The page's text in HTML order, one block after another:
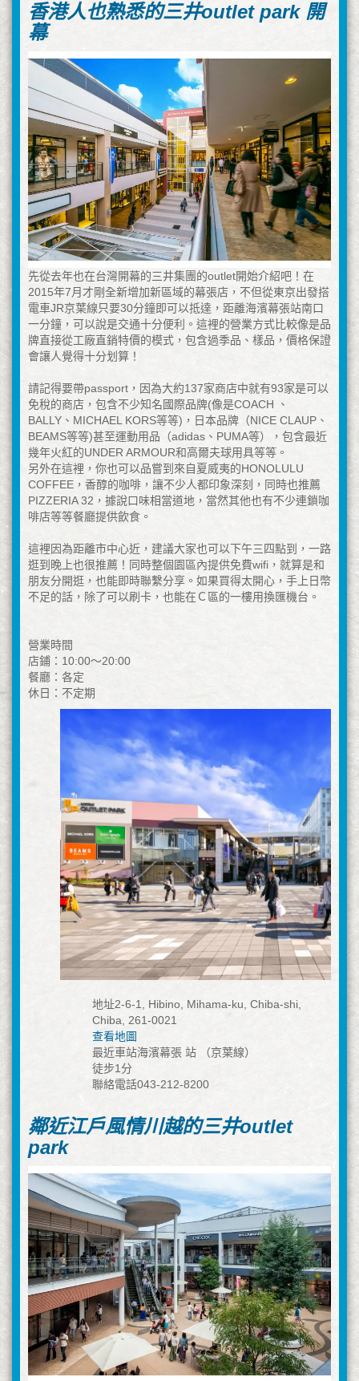
香港人也熟悉的三井outlet park 開
幕
先從去年也在台灣開幕的三井集團的outlet開始介紹吧！在
2015年7月才剛全新增加新區域的幕張店，不但從東京出發搭
電車JR京葉線只要30分鐘即可以抵達，距離海濱幕張站南口
一分鐘，可以說是交通十分便利。這裡的營業方式比較像是品
牌直接從工廠直銷特價的模式，包含過季品、樣品，價格保證
會讓人覺得十分划算！
請記得要帶passport，因為大約137家商店中就有93家是可以
免稅的商店，包含不少知名國際品牌(像是COACH 、
BALLY、MICHAEL KORS等等)，日本品牌（NICE CLAUP、
BEAMS等等)甚至運動用品（adidas、PUMA等），包含最近
幾年火紅的UNDER ARMOUR和高爾夫球用具等等。
另外在這裡，你也可以品嘗到來自夏威夷的HONOLULU
COFFEE，香醇的咖啡，讓不少人都印象深刻，同時也推薦
PIZZERIA 32，據說口味相當道地，當然其他也有不少連鎖咖
啡店等等餐廳提供飲食。
這裡因為距離市中心近，建議大家也可以下午三四點到，一路
逛到晚上也很推薦！同時整個園區內提供免費wifi，就算是和
朋友分開逛，也能即時聯繫分享。如果買得太開心，手上日幣
不足的話，除了可以刷卡，也能在Ｃ區的一樓用換匯機台。
營業時間
店鋪：10:00〜20:00
餐廳：各定
休日：不定期
地址2-6-1, Hibino, Mihama-ku, Chiba-shi,
Chiba, 261-0021
查看地圖
最近車站海濱幕張 站 （京葉線）
徒步1分
聯絡電話043-212-8200
鄰近江戶風情川越的三井outlet
park